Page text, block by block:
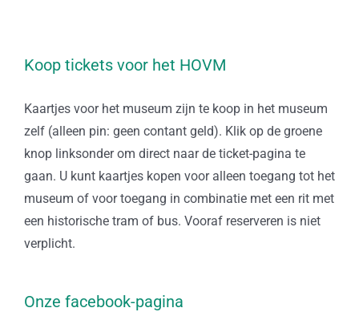
Koop tickets voor het HOVM
Kaartjes voor het museum zijn te koop in het museum
zelf (alleen pin: geen contant geld). Klik op de groene
knop linksonder om direct naar de ticket-pagina te
gaan. U kunt kaartjes kopen voor alleen toegang tot het
museum of voor toegang in combinatie met een rit met
een historische tram of bus. Vooraf reserveren is niet
verplicht.
Onze facebook-pagina